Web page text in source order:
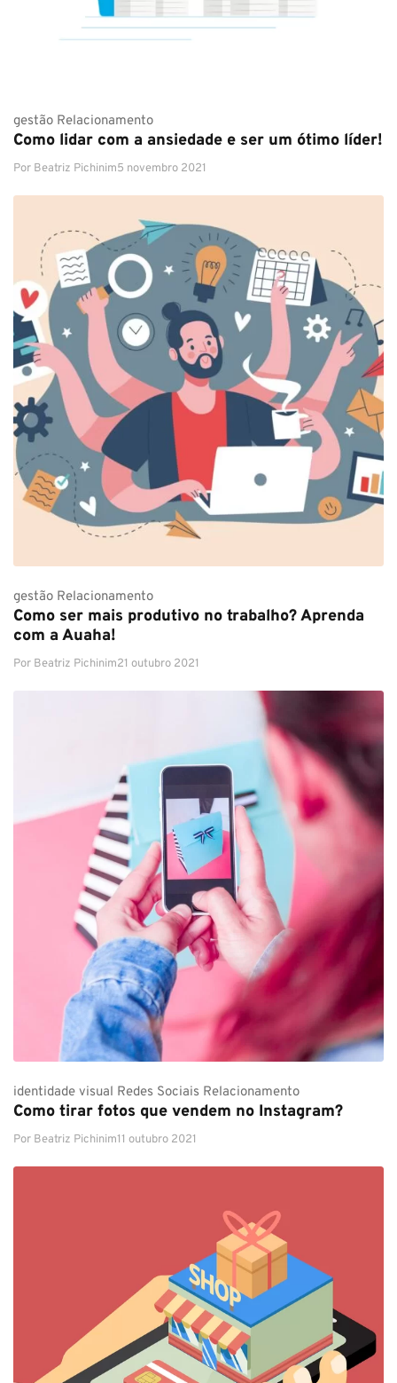
gestão Relacionamento
Como lidar com a ansiedade e ser um ótimo líder!
Por Beatriz Pichinim5 novembro 2021
gestão Relacionamento
Como ser mais produtivo no trabalho? Aprenda
com a Auaha!
Por Beatriz Pichinim21 outubro 2021
identidade visual Redes Sociais Relacionamento
Como tirar fotos que vendem no Instagram?
Por Beatriz Pichinim11 outubro 2021